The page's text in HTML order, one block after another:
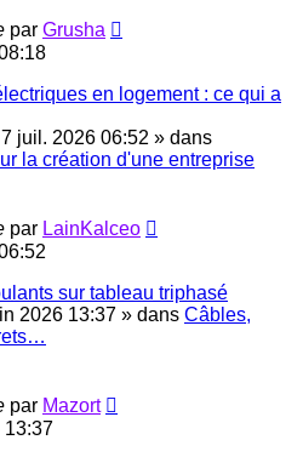
par Grusha
en logement : ce qui a
7 juil. 2026 06:52 » dans
la création d'une entreprise
par LainKalceo
sur tableau triphasé
2026 13:37 » dans Câbles,
par Mazort
13:37